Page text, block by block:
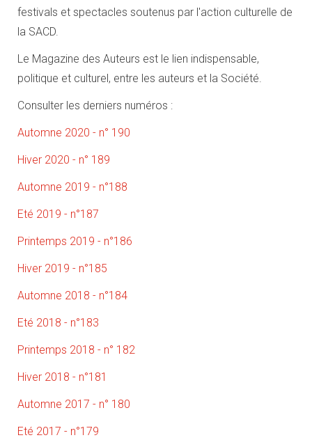
festivals et spectacles soutenus par l'action culturelle de
la SACD.
Le Magazine des Auteurs est le lien indispensable,
politique et culturel, entre les auteurs et la Société.
Consulter les derniers numéros :
Automne 2020 - n° 190
Hiver 2020 - n° 189
Automne 2019 - n°188
Eté 2019 - n°187
Printemps 2019 - n°186
Hiver 2019 - n°185
Automne 2018 - n°184
Eté 2018 - n°183
Printemps 2018 - n° 182
Hiver 2018 - n°181
Automne 2017 - n° 180
Eté 2017 - n°179